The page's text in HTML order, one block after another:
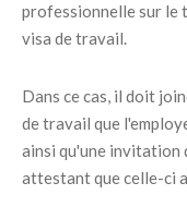
professionnelle sur le
visa de travail.
Dans ce cas, il doit
de travail que
ainsi qu'une invitation
attestant que celle-ci